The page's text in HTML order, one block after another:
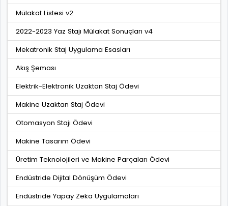
Mülakat Listesi v2
2022-2023 Yaz Stajı Mülakat Sonuçları v4
Mekatronik Staj Uygulama Esasları
Akış Şeması
Elektrik-Elektronik Uzaktan Staj Ödevi
Makine Uzaktan Staj Ödevi
Otomasyon Stajı Ödevi
Makine Tasarım Ödevi
Üretim Teknolojileri ve Makine Parçaları Ödevi
Endüstride Dijital Dönüşüm Ödevi
Endüstride Yapay Zeka Uygulamaları